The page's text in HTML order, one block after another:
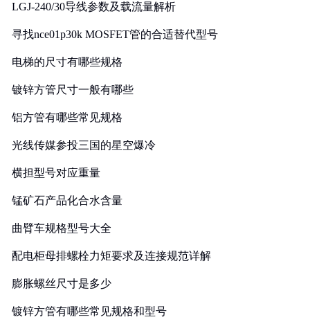
LGJ-240/30导线参数及载流量解析
寻找nce01p30k MOSFET管的合适替代型号
电梯的尺寸有哪些规格
镀锌方管尺寸一般有哪些
铝方管有哪些常见规格
光线传媒参投三国的星空爆冷
横担型号对应重量
锰矿石产品化合水含量
曲臂车规格型号大全
配电柜母排螺栓力矩要求及连接规范详解
膨胀螺丝尺寸是多少
镀锌方管有哪些常见规格和型号